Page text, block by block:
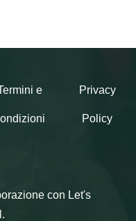
e Privacy
Policy
con Let's